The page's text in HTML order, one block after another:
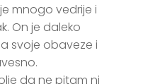
mnogo vedrije i
On je daleko
svoje obaveze i
da ne pitam ni